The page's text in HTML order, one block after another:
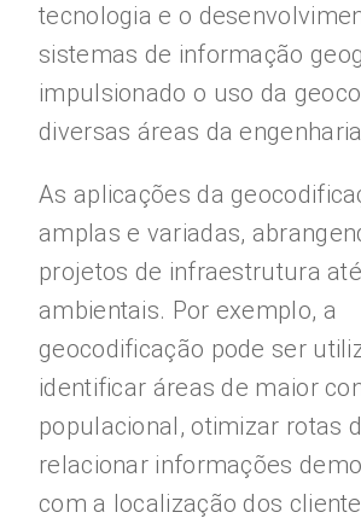
tecnologia e o
sistemas de informação
impulsionado o uso da
diversas áreas da
As aplicações da
amplas e variadas,
projetos de infraestrutura
ambientais. Por exemplo, a
geocodificação pode ser
identificar áreas de maior
populacional, otimizar rotas
relacionar informações
com a localização dos